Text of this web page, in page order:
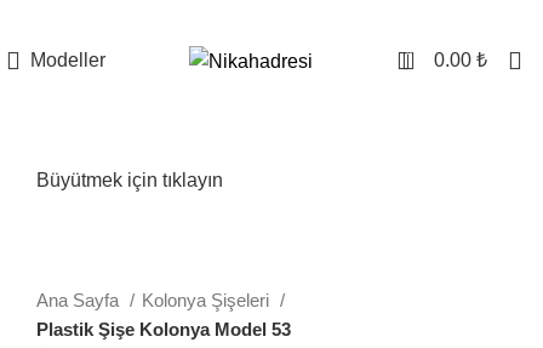
Modeller 0 0.00 ₺
Büyütmek için tıklayın
Ana Sayfa
Kolonya Şişeleri
Plastik Şişe Kolonya Model 53